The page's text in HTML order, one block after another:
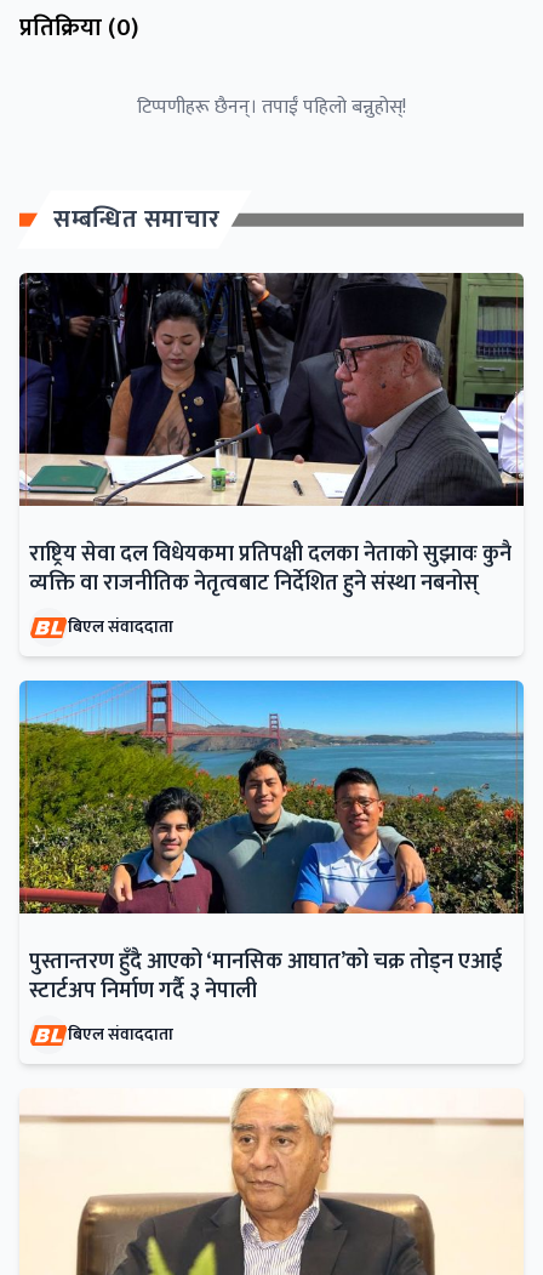
प्रतिक्रिया (0)
टिप्पणीहरू छैनन्। तपाईं पहिलो बन्नुहोस्!
सम्बन्धित समाचार
राष्ट्रिय सेवा दल विधेयकमा प्रतिपक्षी दलका नेताको सुझावः कुनै
व्यक्ति वा राजनीतिक नेतृत्वबाट निर्देशित हुने संस्था नबनोस्
बिएल संवाददाता
पुस्तान्तरण हुँदै आएको ‘मानसिक आघात’को चक्र तोड्न एआई
स्टार्टअप निर्माण गर्दै ३ नेपाली
बिएल संवाददाता